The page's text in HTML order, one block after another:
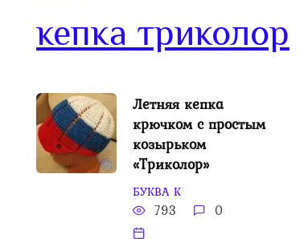
кепка триколор
Летняя кепка
крючком с простым
козырьком
«Триколор»
БУКВА К
793 0